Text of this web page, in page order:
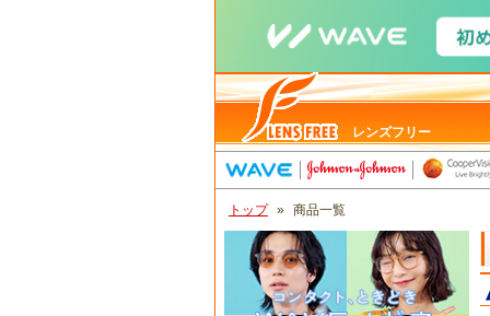
レンズフリー
トップ » 商品一覧